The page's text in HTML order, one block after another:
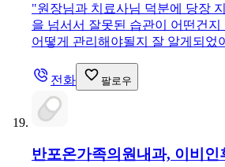
"원장님과 치료사님 덕분에 당장
을 넘서서 잘못된 습관이 어떤건
어떻게 관리해야될지 잘 알게되었
전화 팔로우
반포온가족의원내과, 이비인